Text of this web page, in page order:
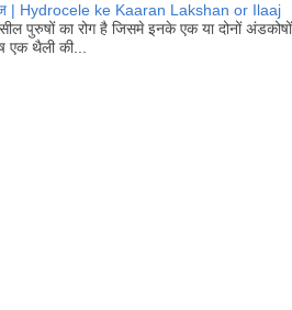
| Hydrocele ke Kaaran Lakshan or Ilaaj
पुरुषों का रोग है जिसमे इनके एक या दोनों अंडकोषों
एक थैली की...